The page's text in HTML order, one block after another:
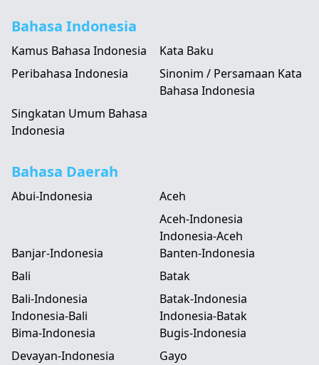
Bahasa Indonesia
Kamus Bahasa Indonesia
Kata Baku
Peribahasa Indonesia
Sinonim / Persamaan Kata
Bahasa Indonesia
Singkatan Umum Bahasa
Indonesia
Bahasa Daerah
Abui-Indonesia
Aceh
Aceh-Indonesia
Indonesia-Aceh
Banjar-Indonesia
Banten-Indonesia
Bali
Bali-Indonesia
Indonesia-Bali
Batak
Batak-Indonesia
Indonesia-Batak
Bima-Indonesia
Bugis-Indonesia
Devayan-Indonesia
Gayo